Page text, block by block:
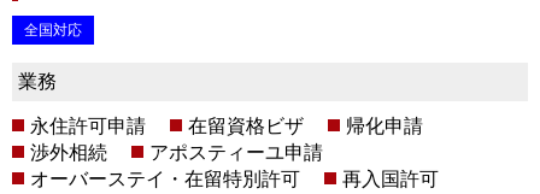
全国対応
業務
永住許可申請 在留資格ビザ
帰化申請
渉外相続
アポスティーユ申請
オーバーステイ・在留特別許可
再入国許可